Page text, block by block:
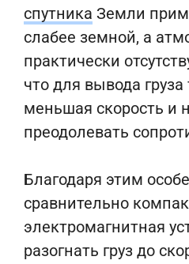
спутника Земли
слабее земной, а
практически
что для вывода
меньшая скорость и
преодолевать
Благодаря этим
сравнительно
электромагнитная
разогнать груз до